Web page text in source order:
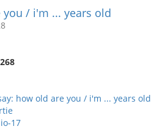
/ i'm ... years old
how old are you / i'm ... years old
17